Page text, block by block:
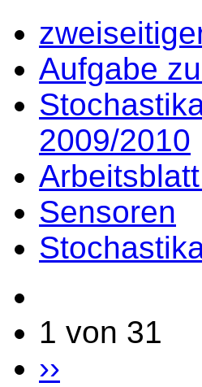
Aufgabe
2009/2010
Sensoren
1 von 31
››